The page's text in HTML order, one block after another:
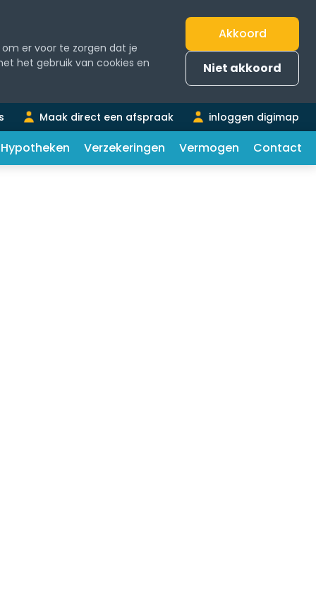
er voor te zorgen dat je
het gebruik van cookies en
Akkoord
Niet akkoord
Maak direct een afspraak inloggen digimap
Hypotheken Verzekeringen Vermogen Contact